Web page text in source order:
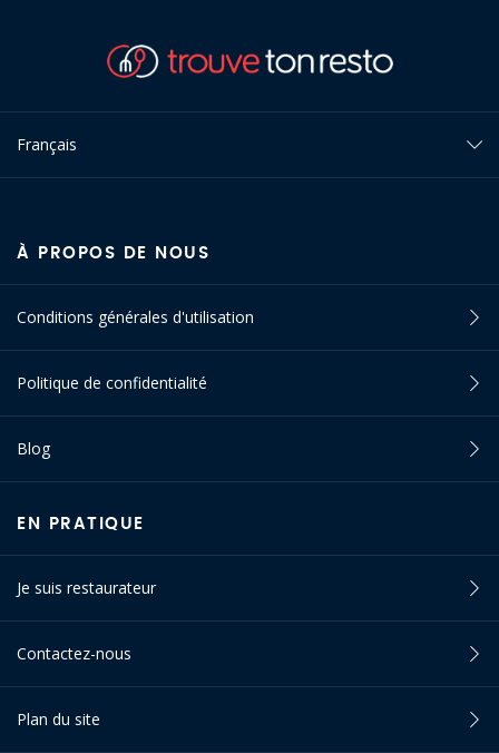
Français
À PROPOS DE NOUS
Conditions générales d'utilisation
Politique de confidentialité
Blog
EN PRATIQUE
Je suis restaurateur
Contactez-nous
Plan du site